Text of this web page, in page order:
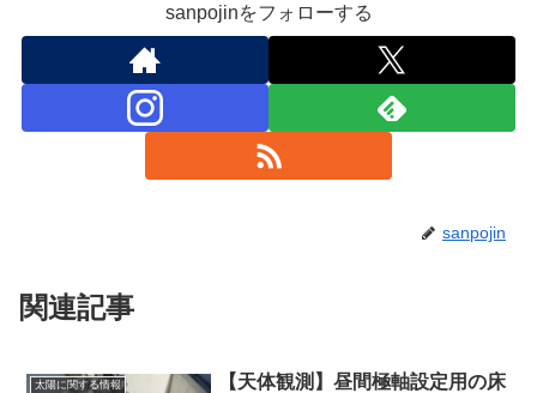
sanpojinをフォローする
sanpojin
関連記事
太陽に関する情報
【天体観測】昼間極軸設定用の床